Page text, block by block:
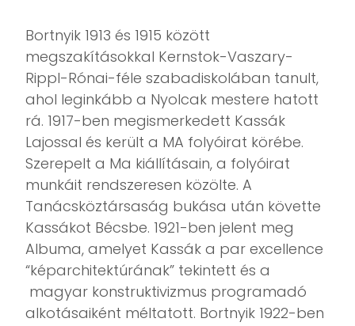
Bortnyik 1913 és 1915 között
megszakításokkal Kernstok-Vaszary-
Rippl-Rónai-féle szabadiskolában tanult,
ahol leginkább a Nyolcak mestere hatott
rá. 1917-ben megismerkedett Kassák
Lajossal és került a MA folyóirat körébe.
Szerepelt a Ma kiállításain, a folyóirat
munkáit rendszeresen közölte. A
Tanácsköztársaság bukása után követte
Kassákot Bécsbe. 1921-ben jelent meg
Albuma, amelyet Kassák a par excellence
“képarchitektúrának” tekintett és a
magyar konstruktivizmus programadó
alkotásaiként méltatott. Bortnyik 1922-ben